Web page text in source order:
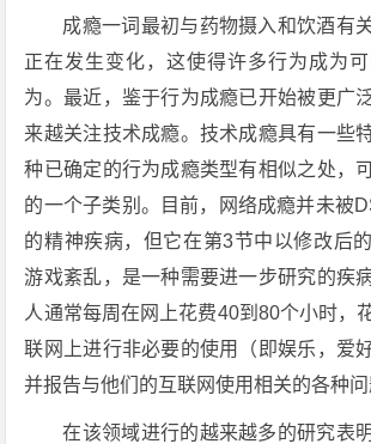
成瘾一词最初与药物摄入和饮酒有
正在发生变化，这使得许多行为成为
为。最近，鉴于行为成瘾已开始被更广
来越关注技术成瘾。技术成瘾具有一些
种已确定的行为成瘾类型有相似之处，
的一个子类别。目前，网络成瘾并未被
的精神疾病，但它在第3节中以修改后
游戏紊乱，是一种需要进一步研究的疾
人通常每周在网上花费40到80个小时，
联网上进行非必要的使用（即娱乐，爱
并报告与他们的互联网使用相关的各种问
在该领域进行的越来越多的研究表